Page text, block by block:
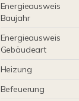
Energieausweis
Baujahr
Energieausweis
Gebäudeart
Heizung
Befeuerung